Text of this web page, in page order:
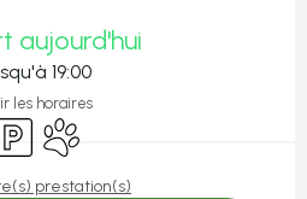
aujourd'hui
19:00
les horaires
Animaux acceptés
prestation(s)